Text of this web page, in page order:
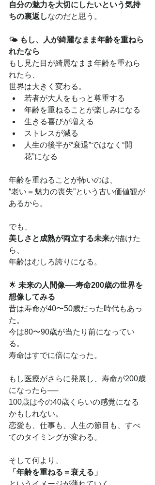
自分の魅力を大切にしたいという気持
ちの裏返しなのだと思う。
🌤 もし、人が綺麗なまま年齢を重ねら
れたなら
もし見た目が綺麗なまま年齢を重ねら
れたら、
世界は大きく変わる。
若者が大人をもっと尊重する
年齢を重ねることが楽しみになる
生きる喜びが増える
ストレスが減る
人生の後半が“衰退”ではなく“開
花”になる
年齢を重ねることが怖いのは、
“老い＝魅力の喪失”という古い価値観が
あるから。
でも、
美しさと成熟が両立する未来が描けた
ら、
年齢はむしろ誇りになる。
🌟 未来の人間像──寿命200歳の世界を
想像してみる
昔は寿命が40〜50歳だった時代もあっ
た。
今は80〜90歳が当たり前になってい
る。
寿命はすでに倍になった。
もし医療がさらに発展し、寿命が200歳
になったら──
100歳は今の40歳くらいの感覚になる
かもしれない。
恋愛も、仕事も、人生の節目も、すべ
てのタイミングが変わる。
そして何より、
「年齢を重ねる＝衰える」